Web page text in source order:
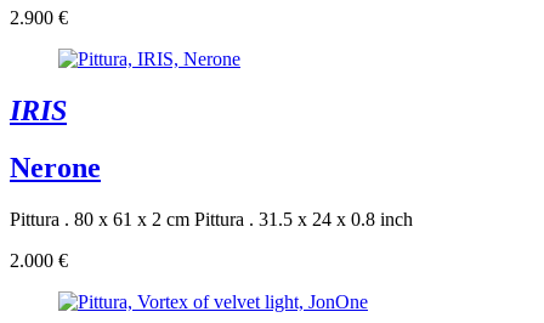
2.900 €
IRIS
Nerone
Pittura . 80 x 61 x 2 cm Pittura . 31.5 x 24 x 0.8 inch
2.000 €